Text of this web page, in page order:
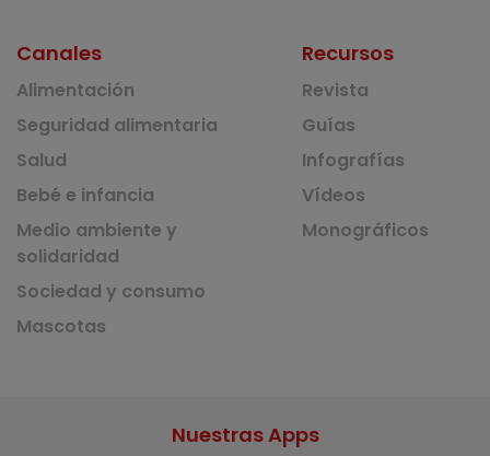
Canales
Alimentación
Seguridad alimentaria
Salud
Bebé e infancia
Medio ambiente y
solidaridad
Sociedad y consumo
Mascotas
Recursos
Revista
Guías
Infografías
Vídeos
Monográficos
Nuestras Apps